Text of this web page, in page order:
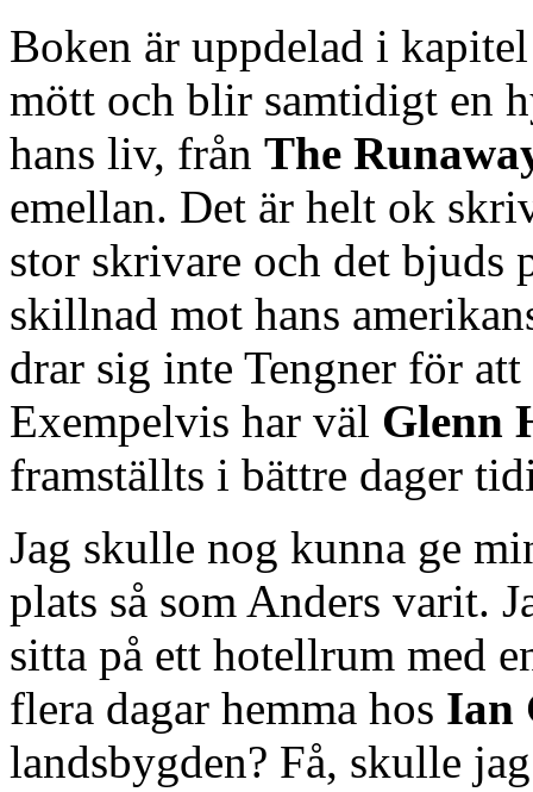
Boken är uppdelad i
mött och blir samtidigt en
hans liv, från The
emellan. Det är helt ok
stor skrivare och det
skillnad mot hans
drar sig inte Tengner för
Exempelvis har väl Glenn
framställts i bättre dager
Jag skulle nog kunna ge
plats så som Anders varit.
sitta på ett hotellrum med
flera dagar hemma hos Ian
landsbygden? Få, skulle